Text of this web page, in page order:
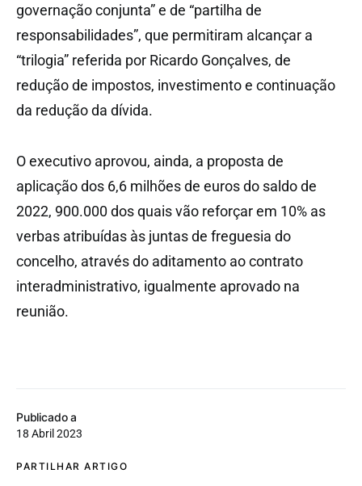
Publicado a
18 Abril 2023
PARTILHAR ARTIGO
governação conjunta” e de “partilha de
responsabilidades”, que permitiram alcançar a
“trilogia” referida por Ricardo Gonçalves, de
redução de impostos, investimento e continuação
da redução da dívida.
O executivo aprovou, ainda, a proposta de
aplicação dos 6,6 milhões de euros do saldo de
2022, 900.000 dos quais vão reforçar em 10% as
verbas atribuídas às juntas de freguesia do
concelho, através do aditamento ao contrato
interadministrativo, igualmente aprovado na
reunião.